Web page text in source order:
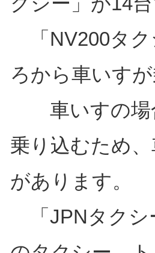
「NV200タク
ろから車いす
車いすの場
乗り込むため
があります。
「JPNタクシ